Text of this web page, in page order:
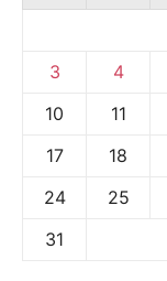
3
4
10
11
17
18
24
25
31